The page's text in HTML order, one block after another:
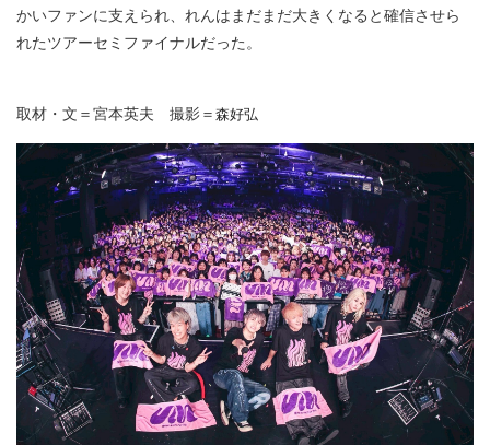
かいファンに支えられ、れんはまだまだ大きくなると確信させら
れたツアーセミファイナルだった。
取材・文＝宮本英夫 撮影＝森好弘